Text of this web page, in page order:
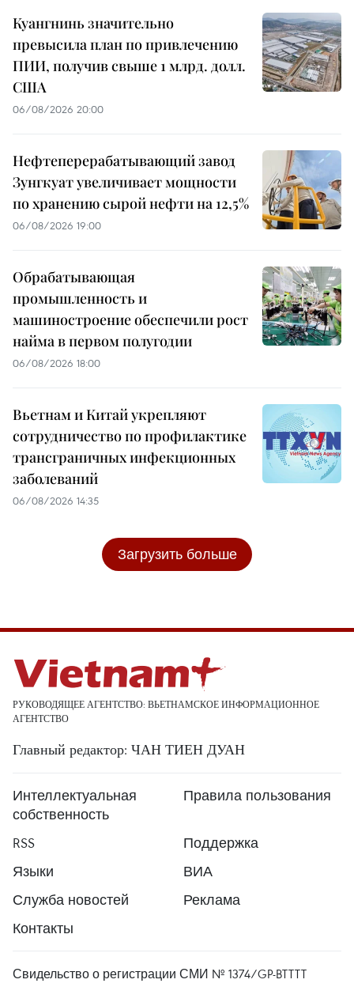
Куангнинь значительно
превысила план по привлечению
ПИИ, получив свыше 1 млрд. долл.
США
06/08/2026 20:00
Нефтеперерабатывающий завод
Зунгкуат увеличивает мощности
по хранению сырой нефти на 12,5%
06/08/2026 19:00
Обрабатывающая
промышленность и
машиностроение обеспечили рост
найма в первом полугодии
06/08/2026 18:00
Вьетнам и Китай укрепляют
сотрудничество по профилактике
трансграничных инфекционных
заболеваний
06/08/2026 14:35
Загрузить больше
РУКОВОДЯЩЕЕ АГЕНТСТВО: ВЬЕТНАМСКОЕ ИНФОРМАЦИОННОЕ
АГЕНТСТВО
Главный редактор: ЧАН ТИЕН ДУАН
Интеллектуальная
собственность
Правила пользования
RSS
Поддержка
Языки
ВИА
Служба новостей
Реклама
Контакты
Свидельство о регистрации СМИ № 1374/GP-BTTTT